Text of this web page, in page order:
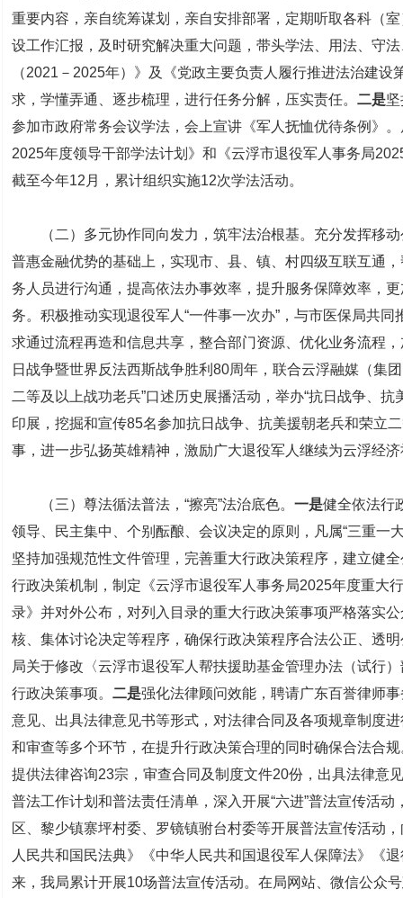
重要内容，亲自统筹谋划，亲自安排部署，定期听取各科（
设工作汇报，及时研究解决重大问题，带头学法、用法、守
（2021－2025年）》及《党政主要负责人履行推进法治建
求，学懂弄通、逐步梳理，进行任务分解，压实责任。 二是坚
参加市政府常务会议学法，会上宣讲《军人抚恤优待条例》
2025年度领导干部学法计划》和《云浮市退役军人事务局
截至今年12月，累计组织实施12次学法活动。
（二）多元协作同向发力，筑牢法治根基。充分发挥移动
普惠金融优势的基础上，实现市、县、镇、村四级互联互通
务人员进行沟通，提高依法办事效率，提升服务保障效率，
务。积极推动实现退役军人“一件事一次办”，与市医保局共同
求通过流程再造和信息共享，整合部门资源、优化业务流程
日战争暨世界反法西斯战争胜利80周年，联合云浮融媒（集
二等及以上战功老兵”口述历史展播活动，举办“抗日战争、
印展，挖掘和宣传85名参加抗日战争、抗美援朝老兵和荣立
事，进一步弘扬英雄精神，激励广大退役军人继续为云浮经
（三）尊法循法普法，“擦亮”法治底色。 一是健全依法行
领导、民主集中、个别酝酿、会议决定的原则，凡属“三重一
坚持加强规范性文件管理，完善重大行政决策程序，建立健
行政决策机制，制定《云浮市退役军人事务局2025年度重大
录》并对外公布，对列入目录的重大行政决策事项严格落实
核、集体讨论决定等程序，确保行政决策程序合法公正、透
局关于修改〈云浮市退役军人帮扶援助基金管理办法（试行
行政决策事项。 二是强化法律顾问效能，聘请广东百誉律师
意见、出具法律意见书等形式，对法律合同及各项规章制度
和审查等多个环节，在提升行政决策合理的同时确保合法合
提供法律咨询23宗，审查合同及制度文件20份，出具法律意
普法工作计划和普法责任清单，深入开展“六进”普法宣传活
区、黎少镇寨坪村委、罗镜镇驸台村委等开展普法宣传活动
人民共和国民法典》《中华人民共和国退役军人保障法》《
来，我局累计开展10场普法宣传活动。在局网站、微信公众